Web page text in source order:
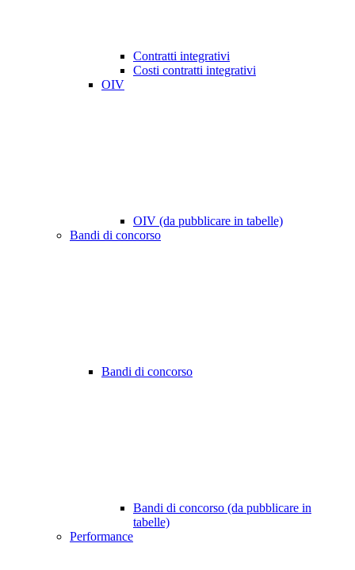
Contratti integrativi
Costi contratti integrativi
OIV
OIV (da pubblicare in tabelle)
Bandi di concorso
Bandi di concorso
Bandi di concorso (da pubblicare in
tabelle)
Performance